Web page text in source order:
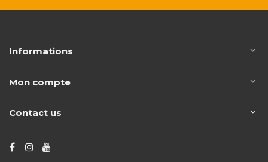
Informations
Mon compte
Contact us